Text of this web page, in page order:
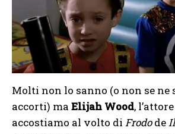
Molti non lo sanno (o non se ne
accorti) ma Elijah Wood,
accostiamo al volto di Frodode